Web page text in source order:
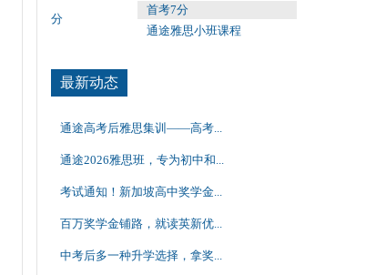
首考7分
通途雅思小班课程
最新动态
通途高考后雅思集训——高考...
通途2026雅思班，专为初中和...
考试通知！新加坡高中奖学金...
百万奖学金铺路，就读英新优...
中考后多一种升学选择，拿奖...